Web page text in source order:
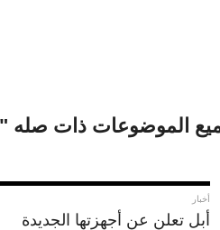
الموضوعات ذات صله
أخبار
أبل تعلن عن أجهزتها الجديدة